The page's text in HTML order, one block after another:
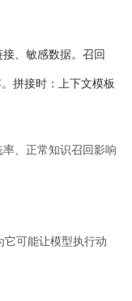
、敏感数据。召回
拼接时：上下文模板
、正常知识召回影响
它可能让模型执行动